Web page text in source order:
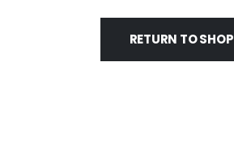
RETURN TO SHOP